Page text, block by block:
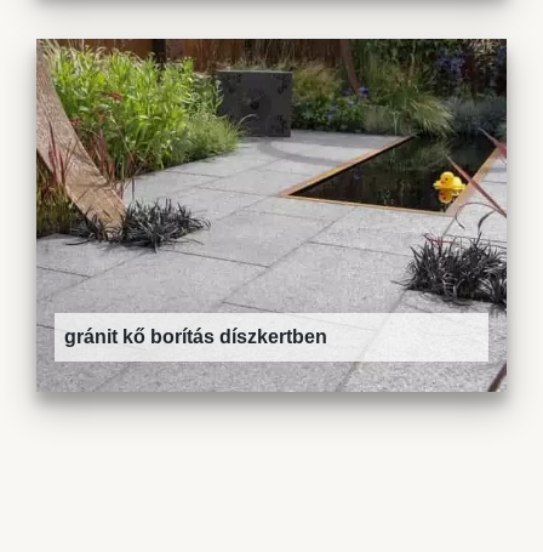
gránit kő borítás díszkertben